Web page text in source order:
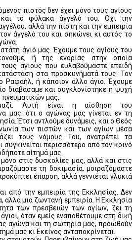
πιστός δεν έχει μόνο τους αγίους
το φύλακα άγγελό του. Όχι την
αλλά την πίστη και την εμπειρία
άγγελό του και σηκώνει κι αυτός το
άγιό μας. Έχουμε τους αγίους του
ή της ενορίας στην οποία
αγίους που ευλαβούμαστε επειδή
στα προσκυνήματά τους: Τον
Ραφαήλ, ή κάποιον άλλο άγιο. Έχουμε
διαβάσαμε και συγκλονίστηκε η ψυχή
μας.
Αυτή είναι η αίσθηση του
μας: ότι ο αγώνας μας γίνεται εν τη
Έτσι αντλούμε δυνάμεις, και ο Θεός
των πιστών και των αγίων μέσα
τους νόμους Του, ανατρέπει τα
περισσότερο από τον κοινό
αίτημά μας.
στις δυσκολίες μας, αλλά και στις
τη δοκιμασία, μοιραζόμαστε
έπαρση, αλλά γεννιέται γλυκιά
από την εμπειρία της Εκκλησίας. Δεν
αλλά μια ζωντανή εμπειρία. Η Εκκλησία
των πρεσβειών των αγίων, ζει τη
όταν εμείς εναποθέτουμε στη δική
αγώνα και τη σωτηρία μας, προωθούν
μας κι Εκείνος ανταποκρίνεται.